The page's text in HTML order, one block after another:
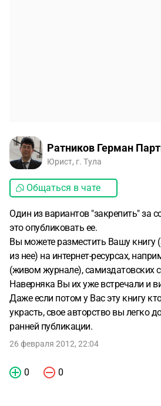
Ратников Герман
Юрист, г. Тула
Общаться в чате
Один из вариантов "закрепить" за
это опубликовать ее.
Вы можете разместить Вашу книгу
из нее) на интернет-ресурсах,
(живом журнале), самиздатовских
Наверняка Вы их уже встречали и
Даже если потом у Вас эту книгу
украсть, свое авторство вы легко
ранней публикации.
26 февраля 2012, 22:04
0 0